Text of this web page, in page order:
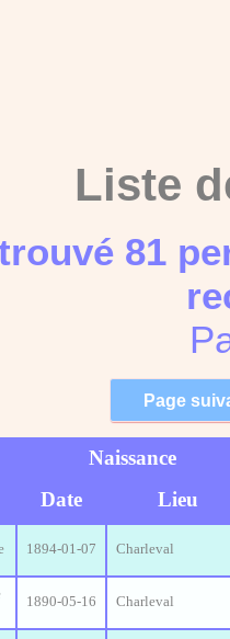
Liste
81
Naissance
Date
Lieu
1894-01-07 Charleval
1890-05-16 Charleval